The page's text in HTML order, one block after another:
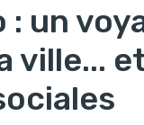
: un
ville...